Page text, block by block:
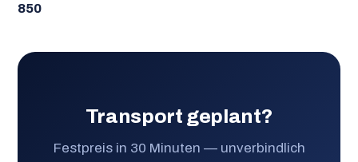
850
Transport geplant?
Festpreis in 30 Minuten — unverbindlich